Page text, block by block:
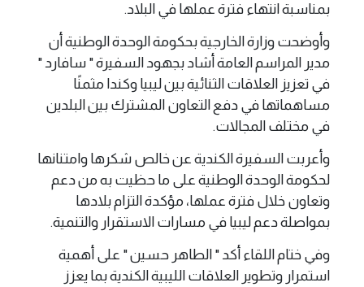
بمناسبة انتهاء فترة عملها في البلاد.
وأوضحت وزارة الخارجية بحكومة الوحدة الوطنية أن
مدير المراسم العامة أشاد بجهود السفيرة " سافارد "
في تعزيز العلاقات الثنائية بين ليبيا وكندا مثمنًا
مساهماتها في دفع التعاون المشترك بين البلدين
في مختلف المجالات.
وأعربت السفيرة الكندية عن خالص شكرها وامتنانها
لحكومة الوحدة الوطنية على ما حظيت به من دعم
وتعاون خلال فترة عملها، مؤكدة التزام بلادها
بمواصلة دعم ليبيا في مسارات الاستقرار والتنمية.
وفي ختام اللقاء أكد " الطاهر حسين " على أهمية
استمرار وتطوير العلاقات الليبية الكندية بما يعزز